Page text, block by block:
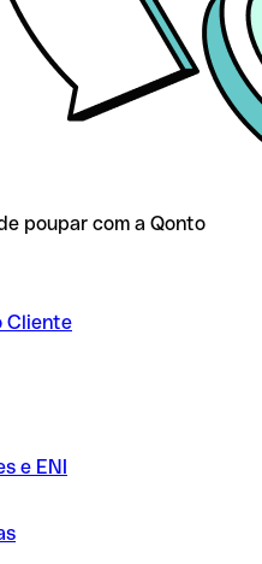
poupar com a Qonto
Cliente
e ENI